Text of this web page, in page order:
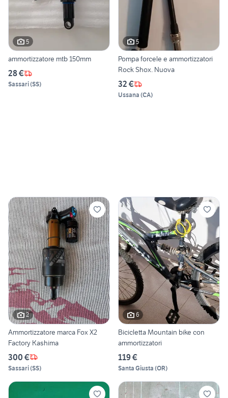
5
ammortizzatore mtb 150mm
28 €
Sassari(SS)
5
Pompa forcele e ammortizzatori
Rock Shox. Nuova
32 €
Ussana (CA)
2
Ammortizzatore marca Fox X2
Factory Kashima
300 €
Sassari(SS)
6
Bicicletta Mountain bike con
ammortizzatori
119 €
Santa Giusta (OR)